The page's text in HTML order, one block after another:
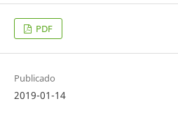
PDF
Publicado
2019-01-14